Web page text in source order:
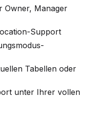
Owner, Manager
Support
Tabellen oder
unter Ihrer vollen